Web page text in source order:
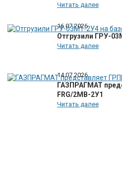
Читать далее
16.07.2026
Отгрузили ГРУ-
Читать далее
14.07.2026
ГАЗПРАГМАТ
FRG/2МВ-2У1
Читать далее